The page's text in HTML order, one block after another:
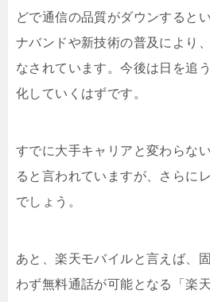
どで通信の品質がダウンすると
ナバンドや新技術の普及により
なされています。今後は日を追
化していくはずです。
すでに大手キャリアと変わらな
ると言われていますが、さらに
でしょう。
あと、楽天モバイルと言えば、
わず無料通話が可能となる「楽